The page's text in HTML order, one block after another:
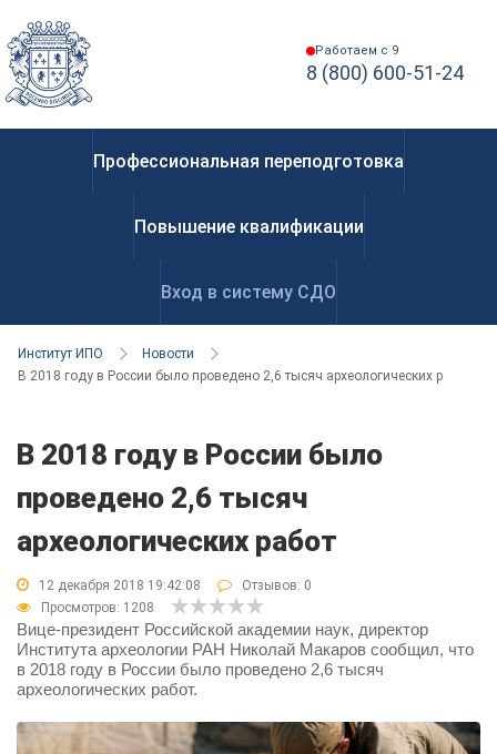
Работаем с 9
8 (800) 600-51-24
Профессиональная переподготовка
Повышение квалификации
Вход в систему СДО
Институт ИПО
Новости
В 2018 году в России было проведено 2,6 тысяч археологических работ
В 2018 году в России было
проведено 2,6 тысяч
археологических работ
12 декабря 2018 19:42:08 Отзывов: 0
Просмотров: 1208
Вице-президент Российской академии наук, директор
Института археологии РАН Николай Макаров сообщил, что
в 2018 году в России было проведено 2,6 тысяч
археологических работ.